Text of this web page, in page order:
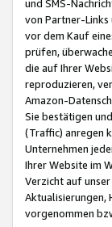
und SMS-
von Partner-Links
vor dem Kauf
prüfen,
die auf Ihrer
reproduzieren,
Amazon-
Sie bestätigen
(Traffic) anregen
Unternehmen
Ihrer Website im
Verzicht auf
Aktualisierungen,
vorgenommen